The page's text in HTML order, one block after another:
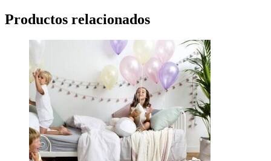
Productos relacionados